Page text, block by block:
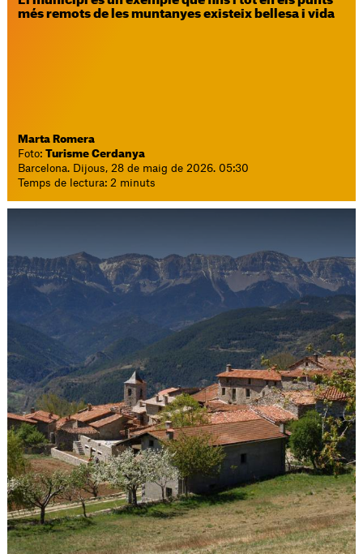
més remots de les muntanyes existeix bellesa i vida
Marta Romera
Foto:Turisme Cerdanya
Barcelona. Dijous, 28 de maig de 2026. 05:30
Temps de lectura: 2 minuts